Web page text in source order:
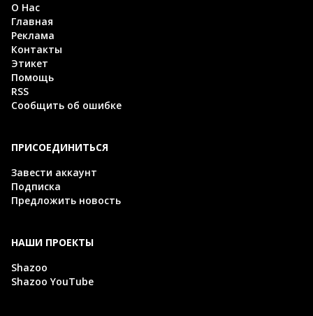
О Нас
Главная
Реклама
Контакты
Этикет
Помощь
RSS
Сообщить об ошибке
ПРИСОЕДИНИТЬСЯ
Завести аккаунт
Подписка
Предложить новость
НАШИ ПРОЕКТЫ
Shazoo
Shazoo YouTube